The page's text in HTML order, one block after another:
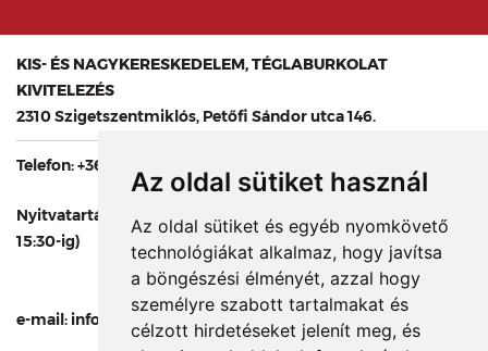
Az oldal sütiket használ
Az oldal sütiket és egyéb nyomkövető
technológiákat alkalmaz, hogy javítsa
a böngészési élményét, azzal hogy
személyre szabott tartalmakat és
célzott hirdetéseket jelenít meg, és
KIS- ÉS NAGYKERESKEDELEM, TÉGLABURKOLAT
KIVITELEZÉS
2310 Szigetszentmiklós, Petőfi Sándor utca 146.
Telefon:+36 24 446 670
Nyitvatartás: hétfőtől péntekig 8-tól 16 óráig (árukiadás:
15:30-ig)
e-mail: info@pothklinker.hu